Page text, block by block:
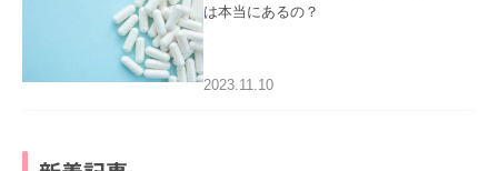
は本当にあるの？
2023.11.10